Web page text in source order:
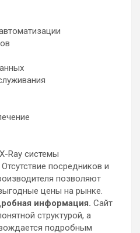
Ray системы
Отсутствие посредников и
позволяют
цены на рынке.
информация. Сайт
структурой, а
подробным